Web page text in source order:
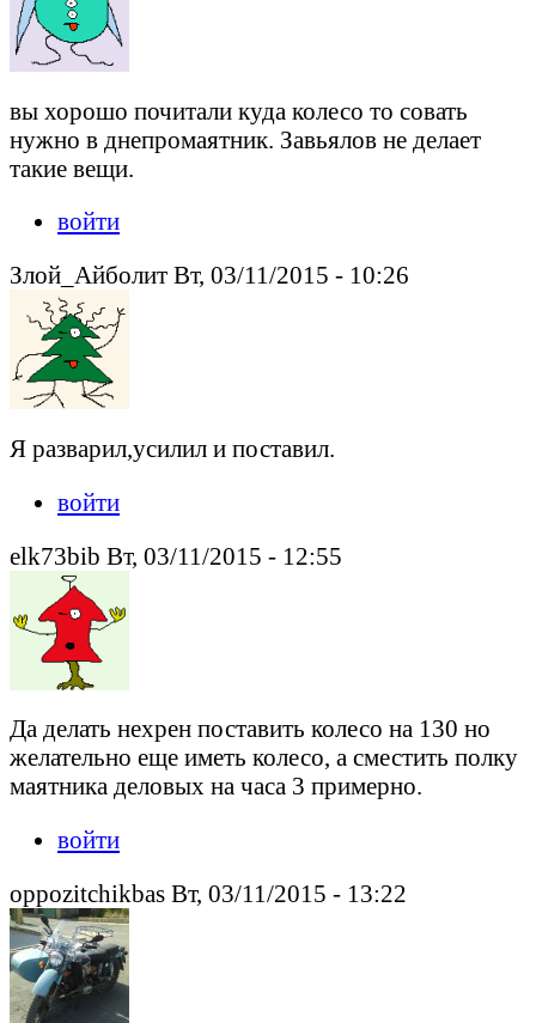
вы хорошо почитали куда колесо то совать
нужно в днепромаятник. Завьялов не делает
такие вещи.
войти
Злой_Айболит Вт, 03/11/2015 - 10:26
Я разварил,усилил и поставил.
войти
elk73bib Вт, 03/11/2015 - 12:55
Да делать нехрен поставить колесо на 130 но
желательно еще иметь колесо, а сместить полку
маятника деловых на часа 3 примерно.
войти
oppozitchikbas Вт, 03/11/2015 - 13:22